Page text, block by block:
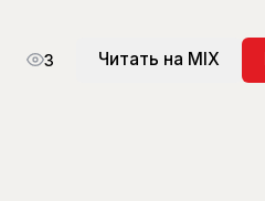
3 Читать на MIX